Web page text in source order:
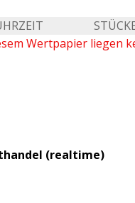
Wertpapier liegen
(realtime)